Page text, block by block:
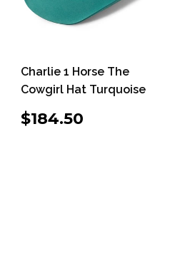
Charlie 1 Horse The
Cowgirl Hat Turquoise
PRECIO
HABITUAL
$184.50